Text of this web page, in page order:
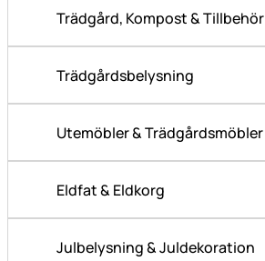
Trädgård, Kompost & Tillbehör
Trädgårdsbelysning
Utemöbler & Trädgårdsmöbler
Eldfat & Eldkorg
Julbelysning & Juldekoration